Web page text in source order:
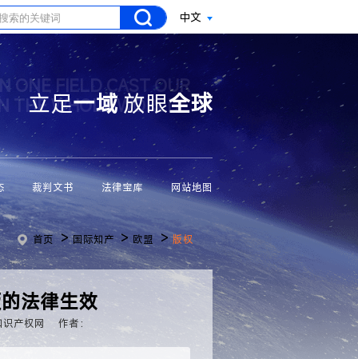
中文
ONE FIELD CAST OUR
THE WHOLE WORLD
立足一域放眼全球
裁判文书 法律宝库 网站地图
首页 >国际知产 >欧盟 >版权
法律生效
产权网 作者：